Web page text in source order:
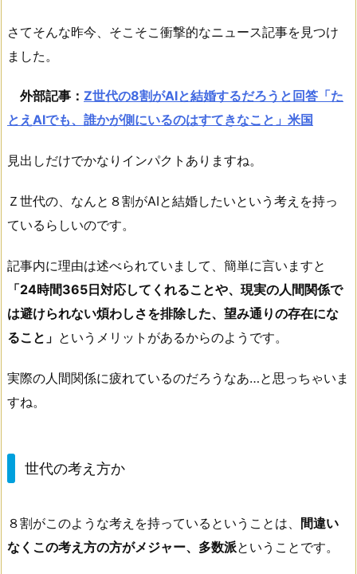
さてそんな昨今、そこそこ衝撃的なニュース記事を見つけ
ました。
外部記事： Z世代の8割がAIと結婚するだろうと回答「た
とえAIでも、誰かが側にいるのはすてきなこと」米国
見出しだけでかなりインパクトありますね。
Ｚ世代の、なんと８割がAIと結婚したいという考えを持っ
ているらしいのです。
記事内に理由は述べられていまして、簡単に言いますと
「24時間365日対応してくれることや、現実の人間関係で
は避けられない煩わしさを排除した、望み通りの存在にな
ること」 というメリットがあるからのようです。
実際の人間関係に疲れているのだろうなあ…と思っちゃいま
すね。
世代の考え方か
８割がこのような考えを持っているということは、 間違い
なくこの考え方の方がメジャー、多数派ということです。